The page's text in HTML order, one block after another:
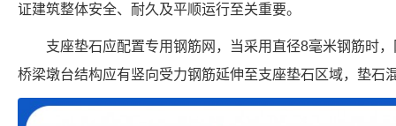
证建筑整体安全、耐久及平顺运行至关重要。
支座垫石应配置专用钢筋网，当采用直径8毫米钢筋时
桥梁墩台结构应有竖向受力钢筋延伸至支座垫石区域，垫石